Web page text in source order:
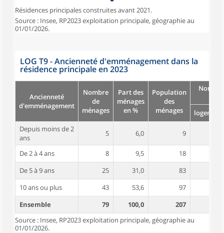
Résidences principales construites avant 2021.
Source : Insee, RP2023 exploitation principale, géographie au
01/01/2026.
LOG T9 - Ancienneté d'emménagement dans la
résidence principale en 2023
Ancienneté
d'emménagement
Nombre
de
ménages
Part des
ménages
en %
Population
des
ménages
logement
Depuis moins de 2
ans
5 6,0 9
De 2 à 4 ans 8 9,5 18
De 5 à 9 ans
25 31,0 83
10 ans ou plus
43 53,6 97
Ensemble
79 100,0 207
Source : Insee, RP2023 exploitation principale, géographie au
01/01/2026.